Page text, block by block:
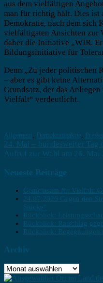
aus dem vielfältigen
man für richtig hält. Dies ist
Demokratie, nach dem sich
vielfältigsten Ansichten zur
daher die Initiative „WIR.
Bildungsinitiative für
Denn „Zu jeder politischen
– aber es gibt keine
Grundsatz, der das
Vielfalt“ verdeutlicht.
Allgemein, Demokratieaktie ,
24. Mai – bundesweiter Tag
Aufruf zur Wahl am 26. Mai
Neueste Beiträge
Gemeinsam für Vielfalt:
24.07.2026 Gegen den
Stücke“
Rückblick:
Rückblick: Ratschlag
Rückblick: Begegnungen
Archiv
Archiv